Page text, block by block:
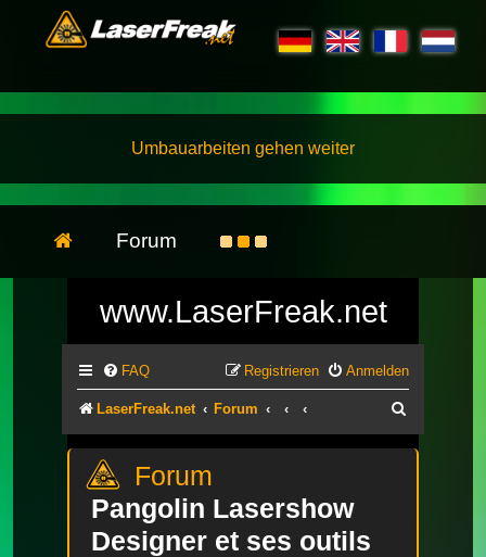
Umbauarbeiten gehen weiter
Forum
www.LaserFreak.net
FAQ Anmelden
Registrieren
LaserFreak.net Forum
Pangolin Lasershow
Designer et ses outils